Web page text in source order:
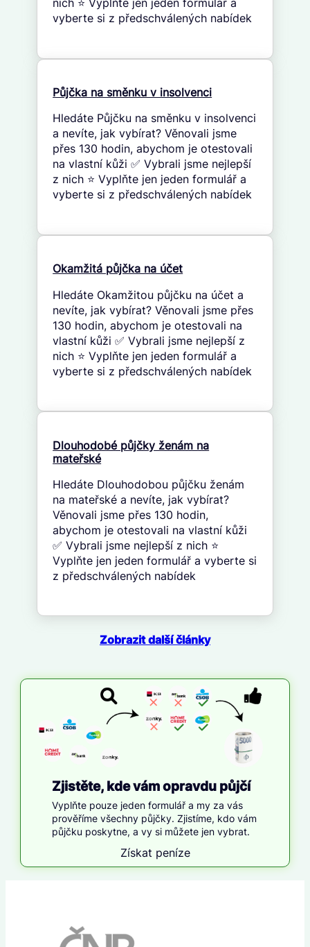
nich ⭐ Vyplňte jen jeden formulář a
vyberte si z předschválených nabídek
Půjčka na směnku v insolvenci
Hledáte Půjčku na směnku v insolvenci
a nevíte, jak vybírat? Věnovali jsme
přes 130 hodin, abychom je otestovali
na vlastní kůži ✅ Vybrali jsme nejlepší
z nich ⭐ Vyplňte jen jeden formulář a
vyberte si z předschválených nabídek
Okamžitá půjčka na účet
Hledáte Okamžitou půjčku na účet a
nevíte, jak vybírat? Věnovali jsme přes
130 hodin, abychom je otestovali na
vlastní kůži ✅ Vybrali jsme nejlepší z
nich ⭐ Vyplňte jen jeden formulář a
vyberte si z předschválených nabídek
Dlouhodobé půjčky ženám na
mateřské
Hledáte Dlouhodobou půjčku ženám
na mateřské a nevíte, jak vybírat?
Věnovali jsme přes 130 hodin,
abychom je otestovali na vlastní kůži
✅ Vybrali jsme nejlepší z nich ⭐
Vyplňte jen jeden formulář a vyberte si
z předschválených nabídek
Zobrazit další články
Zjistěte, kde vám opravdu půjčí
Vyplňte pouze jeden formulář a my za vás
prověříme všechny půjčky. Zjistíme, kdo vám
půjčku poskytne, a vy si můžete jen vybrat.
Získat peníze